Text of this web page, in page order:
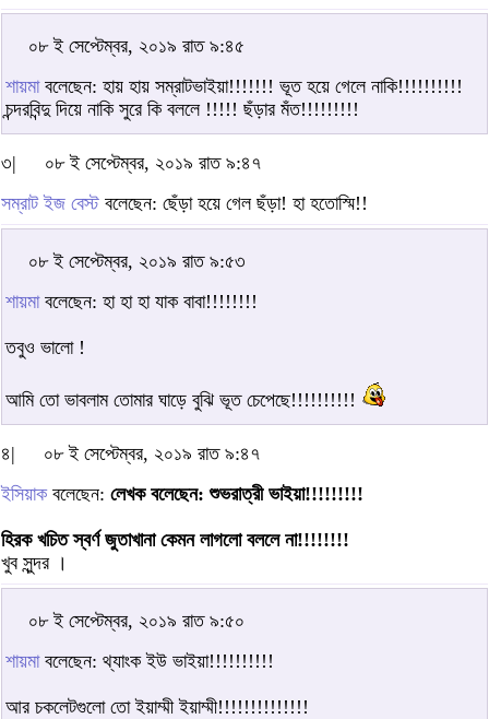
০৮ ই সেপ্টেম্বর, ২০১৯ রাত ৯:৪৫
শায়মাবলেছেন: হায় হায় সম্রাটভাইয়া!!!!!!! ভূত হয়ে গেলে নাকি!!!!!!!!!!
চন্দরবিন্দু দিয়ে নাকি সুরে কি বললে !!!!! ছঁড়ার মঁত!!!!!!!!!
৩|
০৮ ই সেপ্টেম্বর, ২০১৯ রাত ৯:৪৭
সম্রাট ইজ বেস্ট বলেছেন: ছেঁড়া হয়ে গেল ছঁড়া! হা হতোস্মি!!
০৮ ই সেপ্টেম্বর, ২০১৯ রাত ৯:৫৩
শায়মাবলেছেন: হা হা হা যাক বাবা!!!!!!!!
তবুও ভালো !
আমি তো ভাবলাম তোমার ঘাড়ে বুঝি ভূত চেপেছে!!!!!!!!!!
৪|
০৮ ই সেপ্টেম্বর, ২০১৯ রাত ৯:৪৭
ইসিয়াকবলেছেন: লেখক বলেছেন: শুভরাত্রী ভাইয়া!!!!!!!!!
হিরক খচিত স্বর্ণ জুতাখানা কেমন লাগলো বললে না!!!!!!!!
খুব সুন্দর ।
০৮ ই সেপ্টেম্বর, ২০১৯ রাত ৯:৫০
শায়মাবলেছেন: থ্যাংক ইউ ভাইয়া!!!!!!!!!!
আর চকলেটগুলো তো ইয়াম্মী ইয়াম্মী!!!!!!!!!!!!!!